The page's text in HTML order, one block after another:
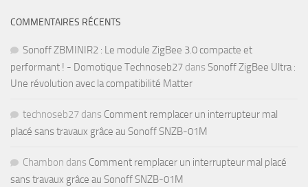
COMMENTAIRES RÉCENTS
Sonoff ZBMINIR2 : Le module ZigBee 3.0 compacte et
performant ! - Domotique Technoseb27 dans Sonoff ZigBee Ultra :
Une révolution avec la compatibilité Matter
technoseb27 dans Comment remplacer un interrupteur mal
placé sans travaux grâce au Sonoff SNZB-01M
Chambon dans Comment remplacer un interrupteur mal placé
sans travaux grâce au Sonoff SNZB-01M